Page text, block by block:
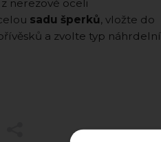
nerezové oceli
sadu šperků, vložte do
a zvolte typ